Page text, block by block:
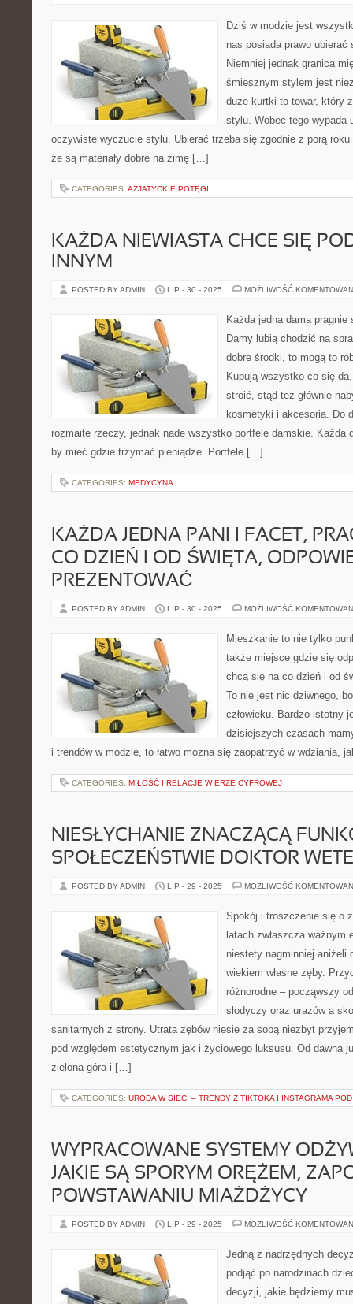
Dziś w modzie jest
nas posiada prawo
Niemniej jednak granica
śmiesznym stylem jest
duże kurtki to towar, który
stylu. Wobec tego wypada
oczywiste wyczucie stylu. Ubierać trzeba się zgodnie z porą
że są materiały dobre na zimę […]
CATEGORIES: AZJATYCKIE POTĘGI
KAŻDA NIEWIASTA CHCE SIĘ
INNYM
POSTED BY ADMIN LIP - 30 - 2025 MOŻLIWOŚĆ
Każda jedna dama
Damy lubią chodzić na
dobre środki, to mogą to
Kupują wszystko co się
stroić, stąd też głównie
kosmetyki i akcesoria. Do
rozmaite rzeczy, jednak nade wszystko portfele damskie. Każda
by mieć gdzie trzymać pieniądze. Portfele […]
CATEGORIES: MEDYCYNA
KAŻDA JEDNA PANI I FACET,
CO DZIEŃ I OD ŚWIĘTA,
PREZENTOWAĆ
POSTED BY ADMIN LIP - 30 - 2025 MOŻLIWOŚĆ
Mieszkanie to nie tylko
także miejsce gdzie się
chcą się na co dzień i od
To nie jest nic dziwnego,
człowieku. Bardzo istotny
dzisiejszych czasach
i trendów w modzie, to łatwo można się zaopatrzyć w wdziania,
CATEGORIES: MIŁOŚĆ I RELACJE W ERZE CYFROWEJ
NIESŁYCHANIE ZNACZĄCĄ
SPOŁECZEŃSTWIE DOKTOR
POSTED BY ADMIN LIP - 29 - 2025 MOŻLIWOŚĆ
Spokój i troszczenie się o
latach zwłaszcza ważnym
niestety nagminniej aniżeli
wiekiem własne zęby.
różnorodne – począwszy
słodyczy oraz urazów a
sanitarnych z strony. Utrata zębów niesie za sobą niezbyt
pod względem estetycznym jak i życiowego luksusu. Od dawna
zielona góra i […]
CATEGORIES: URODA W SIECI – TRENDY Z TIKTOKA I INSTAGRAMA
WYPRACOWANE SYSTEMY
JAKIE SĄ SPORYM ORĘŻEM,
POWSTAWANIU MIAŻDŻYCY
POSTED BY ADMIN LIP - 29 - 2025 MOŻLIWOŚĆ
Jedną z nadrzędnych
podjąć po narodzinach
decyzji, jakie będziemy